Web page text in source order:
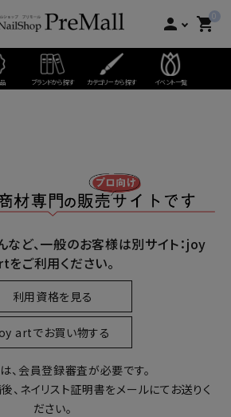
person 0
shopping_cart
ブランドから探す カテゴリーから探す イベント一覧
など、一般のお客様は別サイト：joy
をご利用ください。
利用資格を見る
artでお買い物する
、会員登録審査が必要です。
、ネイリスト証明書をメールにてお送りく
ださい。